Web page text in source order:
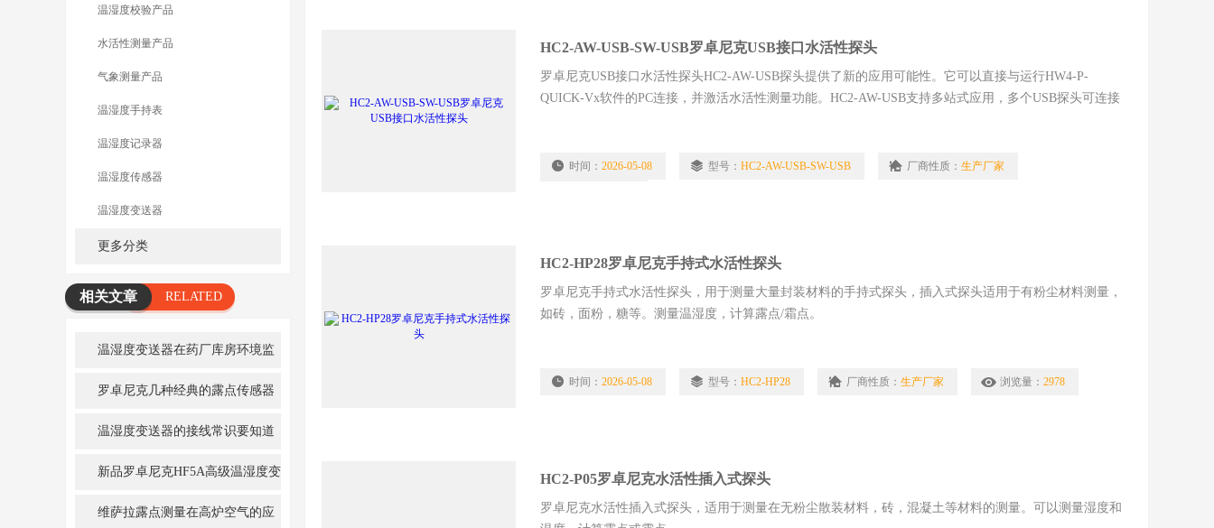
温湿度校验产品
水活性测量产品
气象测量产品
温湿度手持表
温湿度记录器
温湿度传感器
温湿度变送器
更多分类
相关文章
RELATED
温湿度变送器在药厂库房环境监
控中的应用
罗卓尼克几种经典的露点传感器
温湿度变送器的接线常识要知道
新品罗卓尼克HF5A高级温湿度变
送器维萨拉露点测量在高炉空气的应
HC2-AW-USB-SW-USB罗卓尼克USB接口水活性探头
罗卓尼克USB接口水活性探头HC2-AW-USB探头提供了新的应用可能性。它可以直接与运行HW4-P-
QUICK-Vx软件的PC连接，并激活水活性测量功能。HC2-AW-USB支持多站式应用，多个USB探头可连接
时间：2026-05-08 型号：HC2-AW-USB-SW-USB 厂商性质：生产厂家
HC2-HP28罗卓尼克手持式水活性探头
罗卓尼克手持式水活性探头，用于测量大量封装材料的手持式探头，插入式探头适用于有粉尘材料测量，
如砖，面粉，糖等。测量温湿度，计算露点/霜点。
时间：2026-05-08 型号：HC2-HP28 厂商性质：生产厂家 浏览量：2978
HC2-P05罗卓尼克水活性插入式探头
罗卓尼克水活性插入式探头，适用于测量在无粉尘散装材料，砖，混凝土等材料的测量。可以测量湿度和